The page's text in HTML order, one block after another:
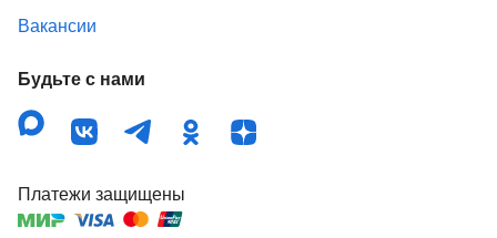
Вакансии
Будьте с нами
Платежи защищены